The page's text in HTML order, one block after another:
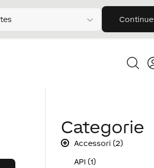
Continue
Categorie
Accessori (2)
API (1)